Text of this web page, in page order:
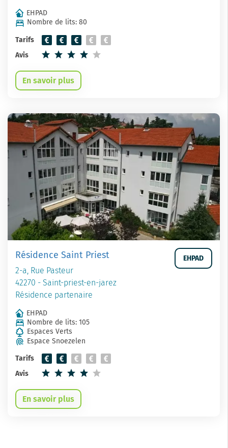
EHPAD
Nombre de lits: 80
Tarifs
Avis
En savoir plus
Résidence Saint Priest
2-a, Rue Pasteur
42270 - Saint-priest-en-jarez
Résidence partenaire
EHPAD
EHPAD
Nombre de lits: 105
Espaces Verts
Espace Snoezelen
Tarifs
Avis
En savoir plus